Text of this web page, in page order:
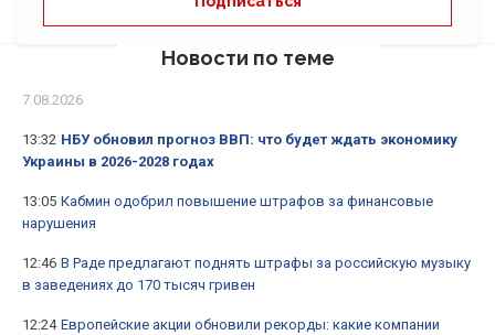
Новости по теме
7.08.2026
13:32 НБУ обновил прогноз ВВП: что будет ждать экономику
Украины в 2026-2028 годах
13:05 Кабмин одобрил повышение штрафов за финансовые
нарушения
12:46 В Раде предлагают поднять штрафы за российскую музыку
в заведениях до 170 тысяч гривен
12:24 Европейские акции обновили рекорды: какие компании